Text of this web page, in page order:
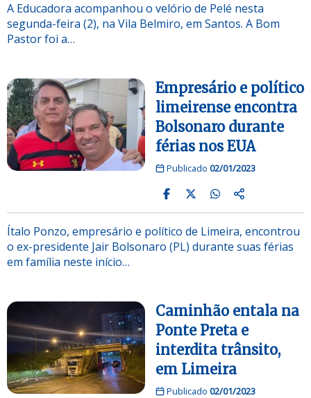
A Educadora acompanhou o velório de Pelé nesta
segunda-feira (2), na Vila Belmiro, em Santos. A Bom
Pastor foi a…
Empresário e político
limeirense encontra
Bolsonaro durante
férias nos EUA
Publicado 02/01/2023
Ítalo Ponzo, empresário e político de Limeira, encontrou
o ex-presidente Jair Bolsonaro (PL) durante suas férias
em família neste início…
Caminhão entala na
Ponte Preta e
interdita trânsito,
em Limeira
Publicado 02/01/2023